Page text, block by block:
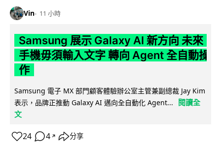
Vin 11 小時
Samsung 展示 Galaxy AI 新方向 未來
手機毋須輸入文字 轉向 Agent 全自動操
作
Samsung 電子 MX 部門顧客體驗辦公室主管兼副總裁 Jay Kim
表示，品牌正推動 Galaxy AI 邁向全自動化 Agent...
閱讀全
文
24 4 ↗ 分享